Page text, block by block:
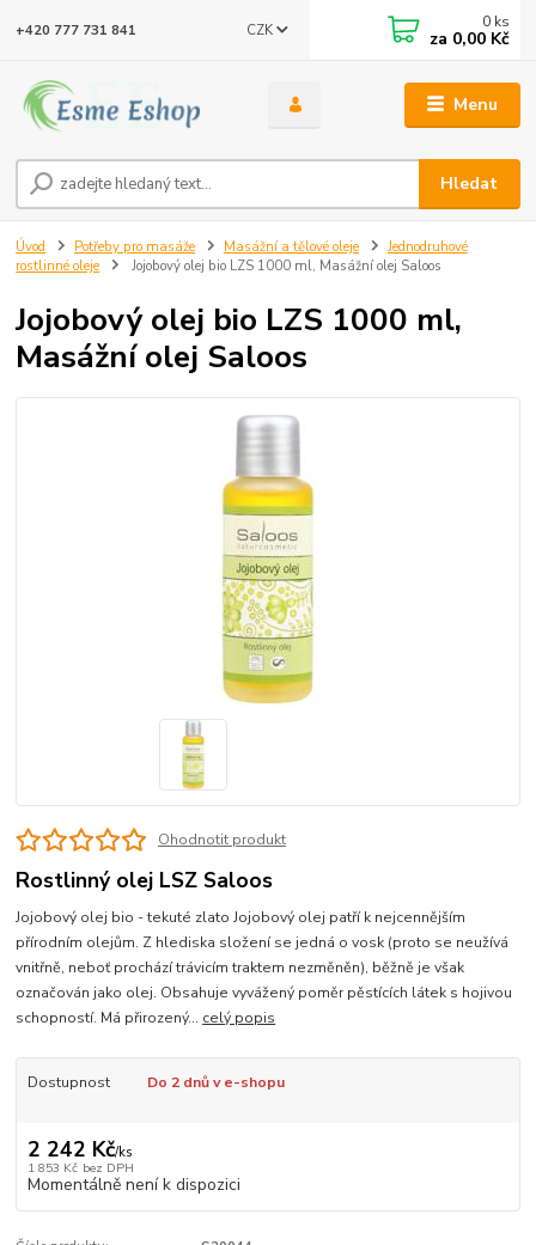
Menu
CZK
Hledat
+420 777 731 841 0 ks
za 0,00 Kč
Úvod Potřeby pro masáže Masážní a tělové oleje
Jednodruhové
rostlinné oleje
Jojobový olej bio LZS 1000 ml, Masážní olej Saloos
Jojobový olej bio LZS 1000 ml,
Masážní olej Saloos
Ohodnotit produkt
Rostlinný olej LSZ Saloos
Jojobový olej bio - tekuté zlato Jojobový olej patří k nejcennějším
přírodním olejům. Z hlediska složení se jedná o vosk (proto se neužívá
vnitřně, neboť prochází trávicím traktem nezměněn), běžně je však
označován jako olej. Obsahuje vyvážený poměr pěstících látek s hojivou
schopností. Má přirozený... celý popis
Dostupnost Do 2 dnů v e-shopu
2 242 Kč/ks
1 853 Kč bez DPH
Momentálně není k dispozici